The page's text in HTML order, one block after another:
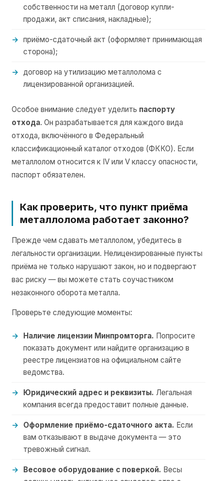
собственности на металл (договор купли-
продажи, акт списания, накладные);
приёмо-сдаточный акт (оформляет принимающая
сторона);
договор на утилизацию металлолома с
лицензированной организацией.
Особое внимание следует уделить паспорту
отхода. Он разрабатывается для каждого вида
отхода, включённого в Федеральный
классификационный каталог отходов (ФККО). Если
металлолом относится к IV или V классу опасности,
паспорт обязателен.
Как проверить, что пункт приёма
металлолома работает законно?
Прежде чем сдавать металлолом, убедитесь в
легальности организации. Нелицензированные пункты
приёма не только нарушают закон, но и подвергают
вас риску — вы можете стать соучастником
незаконного оборота металла.
Проверьте следующие моменты:
Наличие лицензии Минпромторга. Попросите
показать документ или найдите организацию в
реестре лицензиатов на официальном сайте
ведомства.
Юридический адрес и реквизиты. Легальная
компания всегда предоставит полные данные.
Оформление приёмо-сдаточного акта. Если
вам отказывают в выдаче документа — это
тревожный сигнал.
Весовое оборудование с поверкой. Весы